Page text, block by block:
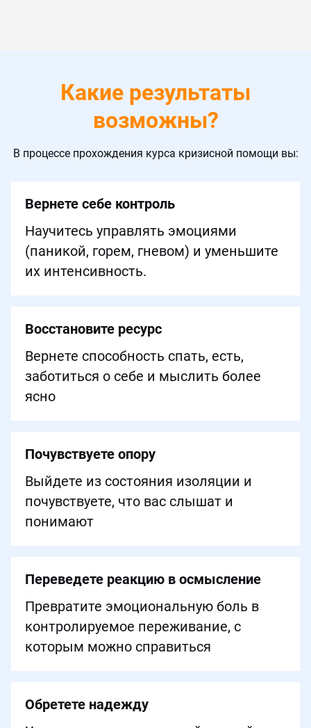
Какие результаты
возможны?
В процессе прохождения курса кризисной помощи вы:
Вернете себе контроль
Научитесь управлять эмоциями
(паникой, горем, гневом) и уменьшите
их интенсивность.
Восстановите ресурс
Вернете способность спать, есть,
заботиться о себе и мыслить более
ясно
Почувствуете опору
Выйдете из состояния изоляции и
почувствуете, что вас слышат и
понимают
Переведете реакцию в осмысление
Превратите эмоциональную боль в
контролируемое переживание, с
которым можно справиться
Обретете надежду